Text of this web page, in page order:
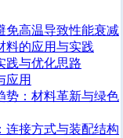
免高温导致性能衰减
料的应用与实践
践与优化思路
应用
势：材料革新与绿色
连接方式与装配结构